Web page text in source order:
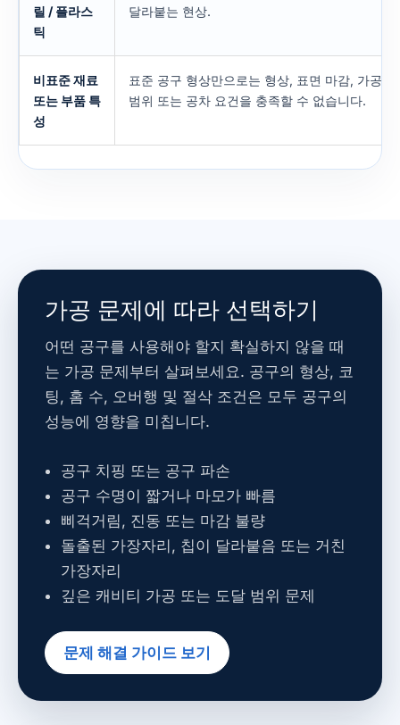
릴 / 플라스
틱
달라붙는 현상.
비표준 재료
또는 부품 특
성
표준 공구 형상만으로는 형상, 표면 마감, 가공
범위 또는 공차 요건을 충족할 수 없습니다.
가공 문제에 따라 선택하기
어떤 공구를 사용해야 할지 확실하지 않을 때
는 가공 문제부터 살펴보세요. 공구의 형상, 코
팅, 홈 수, 오버행 및 절삭 조건은 모두 공구의
성능에 영향을 미칩니다.
공구 치핑 또는 공구 파손
공구 수명이 짧거나 마모가 빠름
삐걱거림, 진동 또는 마감 불량
돌출된 가장자리, 칩이 달라붙음 또는 거친
가장자리
깊은 캐비티 가공 또는 도달 범위 문제
문제 해결 가이드 보기